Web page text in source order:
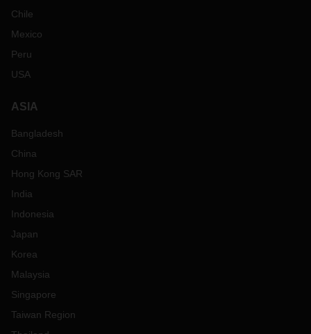
Chile
Mexico
Peru
USA
ASIA
Bangladesh
China
Hong Kong SAR
India
Indonesia
Japan
Korea
Malaysia
Singapore
Taiwan Region